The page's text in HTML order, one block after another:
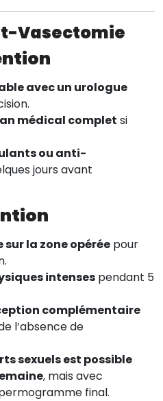
Vasectomie
avec un urologue
médical complet si
ou anti-
jours avant
sur la zone opérée pour
intenses pendant 5
complémentaire
l’absence de
sexuels est possible
, mais avec
final.